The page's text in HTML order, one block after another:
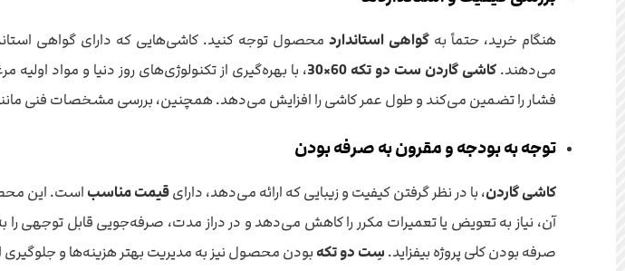
هنگام خرید، حتماً بهگواهی استاندارد محصول توجه کنید. کاشی‌هایی که دارای گواهی
می‌دهند.کاشی گاردن ست دو تکه 60×30 ، با بهره‌گیری از تکنولوژی‌های روز دنیا و مواد اولیه
فشار را تضمین می‌کند و طول عمر کاشی را افزایش می‌دهد. همچنین، بررسی مشخصات فنی
توجه به بودجه و مقرون به صرفه بودن
کاشی گاردن، با در نظر گرفتن کیفیت و زیبایی که ارائه می‌دهد، دارایقیمت مناسب است. این
آن، نیاز به تعویض یا تعمیرات مکرر را کاهش می‌دهد و در دراز مدت، صرفه‌جویی قابل توجهی را
صرفه بودن کلی پروژه بیفزاید. سِت دو تکه بودن محصول نیز به مدیریت بهتر هزینه‌ها و